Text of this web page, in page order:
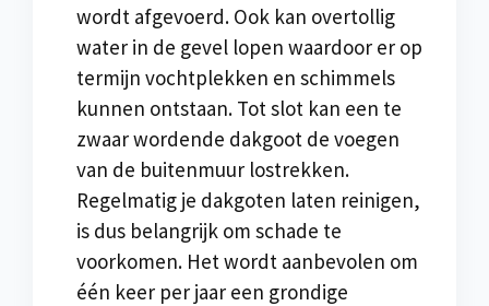
wordt afgevoerd. Ook kan overtollig
water in de gevel lopen waardoor er op
termijn vochtplekken en schimmels
kunnen ontstaan. Tot slot kan een te
zwaar wordende dakgoot de voegen
van de buitenmuur lostrekken.
Regelmatig je dakgoten laten reinigen,
is dus belangrijk om schade te
voorkomen. Het wordt aanbevolen om
één keer per jaar een grondige